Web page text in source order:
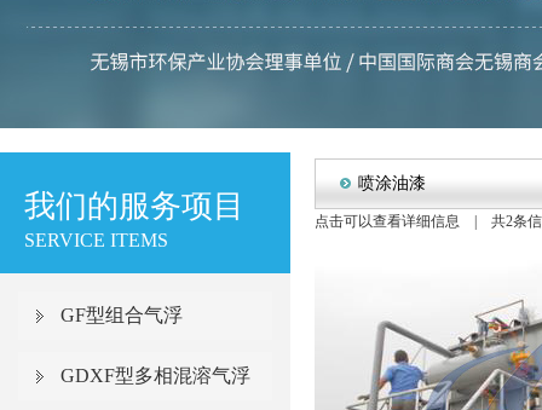
我们的服务项目
SERVICE ITEMS
GF型组合气浮
GDXF型多相混溶气浮
喷涂油漆
点击可以查看详细信息 | 共2